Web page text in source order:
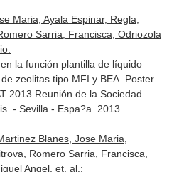
Maria, Ayala Espinar, Regla,
Sarria, Francisca, Odriozola
la función plantilla de líquido
zeolitas tipo MFI y BEA. Poster
2013 Reunión de la Sociedad
- Sevilla - Espa?a. 2013
Blanes, Jose Maria,
Romero Sarria, Francisca,
Angel, et. al.: